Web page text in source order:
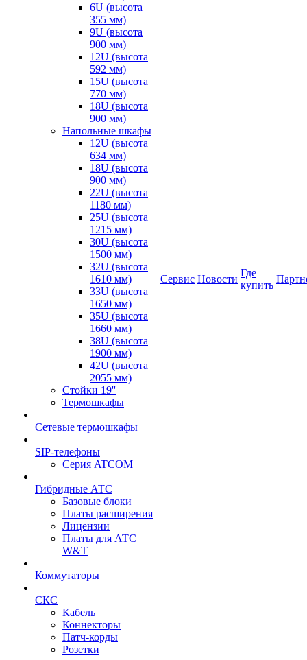
6U (высота
355 мм)
9U (высота
900 мм)
12U (высота
592 мм)
15U (высота
770 мм)
18U (высота
900 мм)
Напольные шкафы
12U (высота
634 мм)
18U (высота
900 мм)
22U (высота
1180 мм)
25U (высота
1215 мм)
30U (высота
1500 мм)
32U (высота
1610 мм)
33U (высота
1650 мм)
35U (высота
1660 мм)
38U (высота
1900 мм)
42U (высота
2055 мм)
Стойки 19''
Термошкафы
Сетевые термошкафы
SIP-телефоны
Серия ATCOM
Гибридные АТС
Базовые блоки
Платы расширения
Лицензии
Платы для АТС
W&T
Коммутаторы
СКС
Кабель
Коннекторы
Патч-корды
Розетки
Сервис Новости
Где
купить